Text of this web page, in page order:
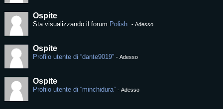
Ospite
Sta visualizzando il forum Polish. - Adesso
Ospite
Profilo utente di “dante9019” - Adesso
Ospite
Profilo utente di “minchidura” - Adesso